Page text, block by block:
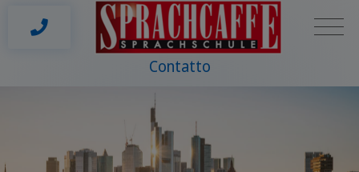
Contatto